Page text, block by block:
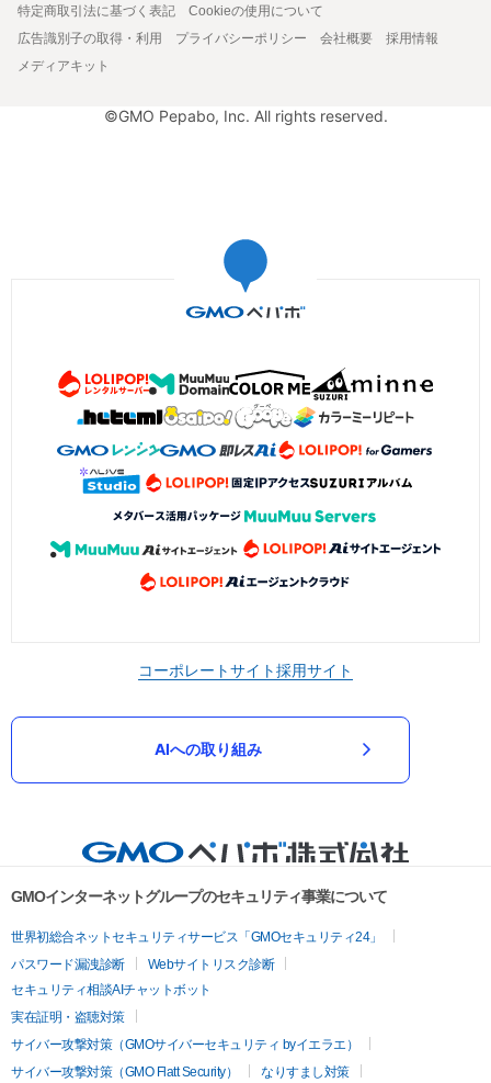
特定商取引法に基づく表記
Cookieの使用について
広告識別子の取得・利用
プライバシーポリシー 会社概要
採用情報
メディアキット
©GMO Pepabo, Inc. All rights reserved.
コーポレートサイト採用サイト
AIへの取り組み
GMOインターネットグループのセキュリティ事業について
世界初総合ネットセキュリティサービス「GMOセキュリティ24」
パスワード漏洩診断
Webサイトリスク診断
セキュリティ相談AIチャットボット
実在証明・盗聴対策
サイバー攻撃対策（GMOサイバーセキュリティ byイエラエ）
サイバー攻撃対策（GMO Flatt Security）
なりすまし対策